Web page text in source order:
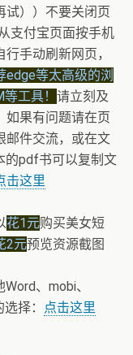
试））不要关闭页
支付宝页面按手机
手动刷新网页，
edge等太高级的浏
工具！ 请立刻及
如果有问题请在页
邮件交流，或在文
的pdf书可以复制文
击这里
花1元购买美女短
2元预览资源截图
、mobi、
择：
点击这里